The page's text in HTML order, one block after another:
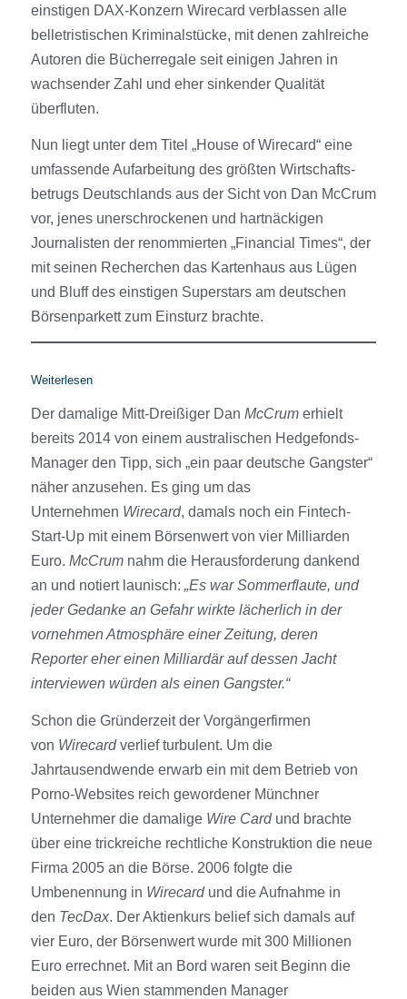
einstigen DAX-Konzern Wirecard verblassen alle
belletristischen Kriminalstücke, mit denen zahlreiche
Autoren die Bücherregale seit einigen Jahren in
wachsender Zahl und eher sinkender Qualität
überfluten.
Nun liegt unter dem Titel „House of Wirecard“ eine
umfassende Aufarbeitung des größten Wirtschafts­
betrugs Deutschlands aus der Sicht von Dan McCrum
vor, jenes unerschrockenen und hartnäckigen
Journalisten der renommierten „Financial Times“, der
mit seinen Recherchen das Kartenhaus aus Lügen
und Bluff des einstigen Superstars am deutschen
Börsenparkett zum Einsturz brachte.
Weiterlesen:
Wiener
Parvenüs
und
Suche
nach
den
Milliarden
Der damalige Mitt-Dreißiger Dan McCrumerhielt
bereits 2014 von einem australischen Hedge­fonds-
Manager den Tipp, sich „ein paar deutsche Gangster“
näher anzusehen. Es ging um das
Unternehmen Wirecard, damals noch ein Fintech-
Start-Up mit einem Börsen­wert von vier Milliarden
Euro. McCrumnahm die Herausforderung dankend
an und notiert launisch: „Es war Sommerflaute, und
jeder Gedanke an Gefahr wirkte lächerlich in der
vornehmen Atmosphäre einer Zeitung, deren
Reporter eher einen Milliardär auf dessen Jacht
interviewen würden als einen Gangster.“
Schon die Gründerzeit der Vorgängerfirmen
von Wirecardverlief turbulent. Um die
Jahrtausendwende erwarb ein mit dem Betrieb von
Porno-Websites reich gewordener Münchner
Unternehmer die damalige Wire Cardund brachte
über eine trickreiche rechtliche Konstruktion die neue
Firma 2005 an die Börse. 2006 folgte die
Umbenennung in Wirecardund die Aufnahme in
den TecDax. Der Aktienkurs belief sich damals auf
vier Euro, der Börsen­wert wurde mit 300 Millionen
Euro errechnet. Mit an Bord waren seit Beginn die
beiden aus Wien stammenden Manager